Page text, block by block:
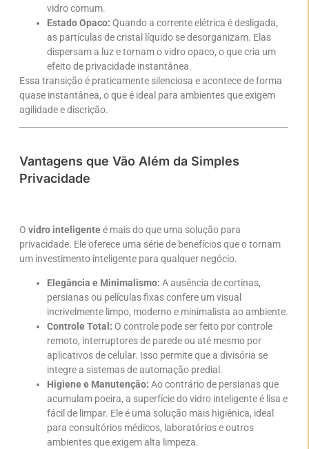
vidro comum.
Estado Opaco: Quando a corrente elétrica é desligada,
as partículas de cristal líquido se desorganizam. Elas
dispersam a luz e tornam o vidro opaco, o que cria um
efeito de privacidade instantânea.
Essa transição é praticamente silenciosa e acontece de forma
quase instantânea, o que é ideal para ambientes que exigem
agilidade e discrição.
Vantagens que Vão Além da Simples
Privacidade
O vidro inteligenteé mais do que uma solução para
privacidade. Ele oferece uma série de benefícios que o tornam
um investimento inteligente para qualquer negócio.
Elegância e Minimalismo: A ausência de cortinas,
persianas ou películas fixas confere um visual
incrivelmente limpo, moderno e minimalista ao ambiente.
Controle Total: O controle pode ser feito por controle
remoto, interruptores de parede ou até mesmo por
aplicativos de celular. Isso permite que a divisória se
integre a sistemas de automação predial.
Higiene e Manutenção: Ao contrário de persianas que
acumulam poeira, a superfície do vidro inteligente é lisa e
fácil de limpar. Ele é uma solução mais higiênica, ideal
para consultórios médicos, laboratórios e outros
ambientes que exigem alta limpeza.